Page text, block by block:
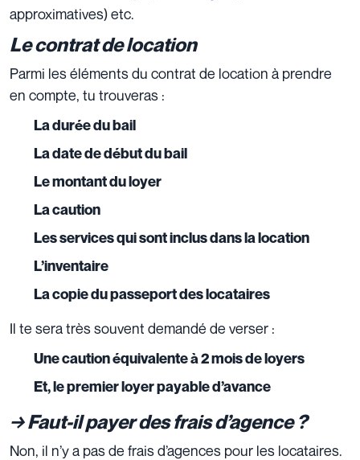
approximatives) etc.
Le contrat de location
Parmi les éléments du contrat de location à prendre
en compte, tu trouveras :
La durée du bail
La date de début du bail
Le montant du loyer
La caution
Les services qui sont inclus dans la location
L’inventaire
La copie du passeport des locataires
Il te sera très souvent demandé de verser :
Une caution équivalente à 2 mois de loyers
Et, le premier loyer payable d’avance
→ Faut-il payer des frais d’agence ?
Non, il n’y a pas de frais d’agences pour les locataires.